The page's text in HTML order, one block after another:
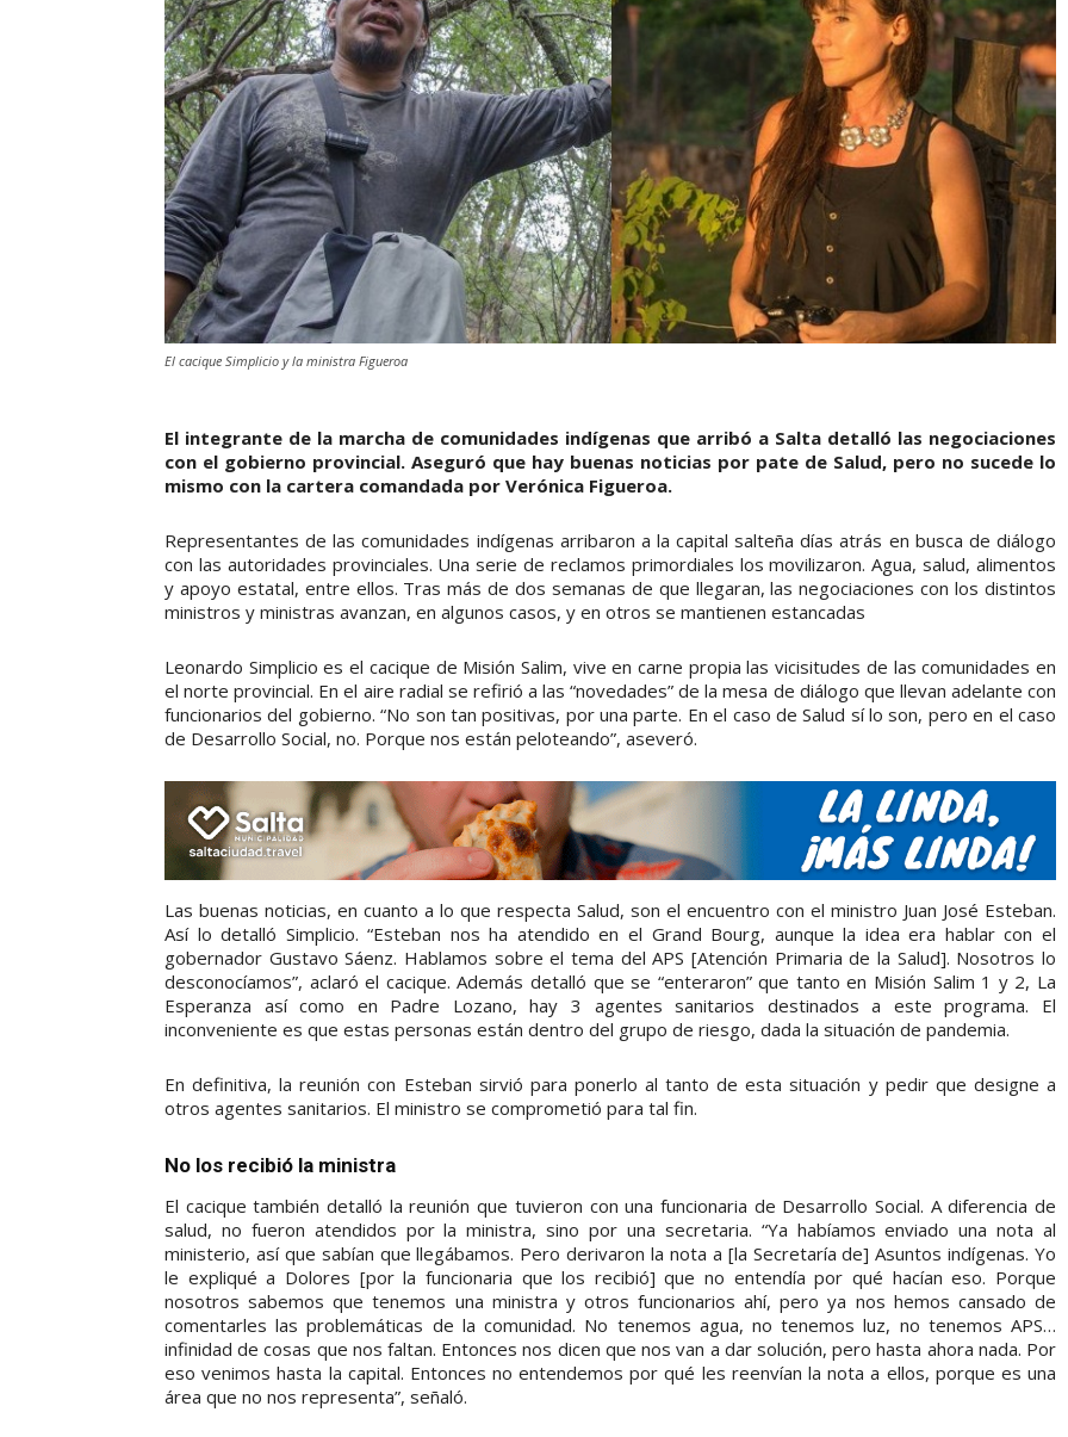
El cacique Simplicio y la ministra Figueroa
El integrante de la marcha de comunidades indígenas que arribó a Salta detalló las negociaciones
con el gobierno provincial. Aseguró que hay buenas noticias por pate de Salud, pero no sucede lo
mismo con la cartera comandada por Verónica Figueroa.
Representantes de las comunidades indígenas arribaron a la capital salteña días atrás en busca de diálogo
con las autoridades provinciales. Una serie de reclamos primordiales los movilizaron. Agua, salud, alimentos
y apoyo estatal, entre ellos. Tras más de dos semanas de que llegaran, las negociaciones con los distintos
ministros y ministras avanzan, en algunos casos, y en otros se mantienen estancadas
Leonardo Simplicio es el cacique de Misión Salim, vive en carne propia las vicisitudes de las comunidades en
el norte provincial. En el aire radial se refirió a las “novedades” de la mesa de diálogo que llevan adelante con
funcionarios del gobierno. “No son tan positivas, por una parte. En el caso de Salud sí lo son, pero en el caso
de Desarrollo Social, no. Porque nos están peloteando”, aseveró.
Las buenas noticias, en cuanto a lo que respecta Salud, son el encuentro con el ministro Juan José Esteban.
Así lo detalló Simplicio. “Esteban nos ha atendido en el Grand Bourg, aunque la idea era hablar con el
gobernador Gustavo Sáenz. Hablamos sobre el tema del APS [Atención Primaria de la Salud]. Nosotros lo
desconocíamos”, aclaró el cacique. Además detalló que se “enteraron” que tanto en Misión Salim 1 y 2, La
Esperanza así como en Padre Lozano, hay 3 agentes sanitarios destinados a este programa. El
inconveniente es que estas personas están dentro del grupo de riesgo, dada la situación de pandemia.
En definitiva, la reunión con Esteban sirvió para ponerlo al tanto de esta situación y pedir que designe a
otros agentes sanitarios. El ministro se comprometió para tal fin.
No los recibió la ministra
El cacique también detalló la reunión que tuvieron con una funcionaria de Desarrollo Social. A diferencia de
salud, no fueron atendidos por la ministra, sino por una secretaria. “Ya habíamos enviado una nota al
ministerio, así que sabían que llegábamos. Pero derivaron la nota a [la Secretaría de] Asuntos indígenas. Yo
le expliqué a Dolores [por la funcionaria que los recibió] que no entendía por qué hacían eso. Porque
nosotros sabemos que tenemos una ministra y otros funcionarios ahí, pero ya nos hemos cansado de
comentarles las problemáticas de la comunidad. No tenemos agua, no tenemos luz, no tenemos APS…
infinidad de cosas que nos faltan. Entonces nos dicen que nos van a dar solución, pero hasta ahora nada. Por
eso venimos hasta la capital. Entonces no entendemos por qué les reenvían la nota a ellos, porque es una
área que no nos representa”, señaló.